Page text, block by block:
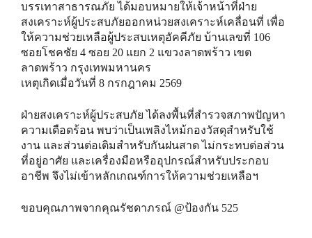
บรรเทาสาธารณภัย ได้มอบหมายให้เจ้าหน้าที่ฝ่าย
สงเคราะห์ผู้ประสบภัยออกหน่วยสงเคราะห์เคลื่อนที่ เพื่อ
ให้ความช่วยเหลือผู้ประสบเหตุอัคคีภัย บ้านเลขที่ 106
ซอยโชคชัย 4 ซอย 20 แยก 2 แขวงลาดพร้าว เขต
ลาดพร้าว กรุงเทพมหานคร
เหตุเกิดเมื่อวันที่ 8 กรกฎาคม 2569
ฝ่ายสงเคราะห์ผู้ประสบภัย​​ ได้ลงพื้นที่สำรวจสภาพปัญหา
ความเดือดร้อน พบว่าเป็นเพลิงไหม้กองวัสดุสำหรับใช้
งาน และส่วนต่อเติมสำหรับกันฝนสาด ไม่กระทบต่อส่วน
ที่อยู่อาศัย และเครื่องมือหรืออุปกรณ์สำหรับประกอบ
อาชีพ จึงไม่เข้าหลักเกณฑ์การให้ความช่วยเหลือฯ
ขอบคุณภาพจากคุณรัชดาภรณ์ @ป้องกัน 525